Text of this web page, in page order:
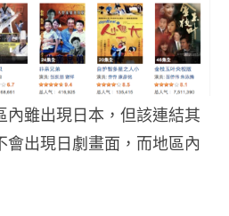
內雖出現日本，但該連結其
會出現日劇畫面，而地區內